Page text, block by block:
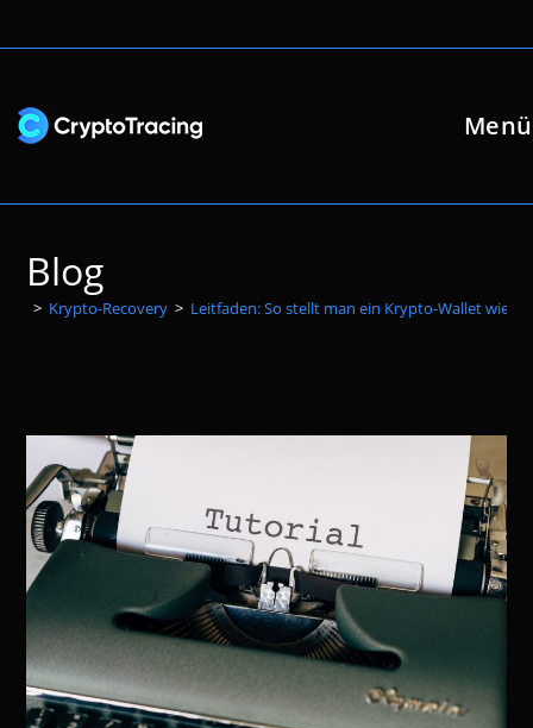
Inhalt
Menü
Blog
> Krypto-Recovery > Leitfaden: So stellt man ein Krypto-Wallet